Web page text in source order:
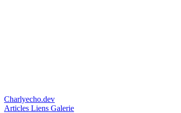
Charlyecho.dev
Articles Liens Galerie